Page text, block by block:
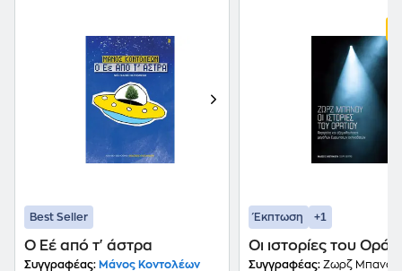
Best Seller
Ο Εέ από τ' άστρα
Συγγραφέας: Μάνος Κοντολέων
Έκπτωση +1
Οι ιστορίες του
Συγγραφέας: Ζωρζ Μπανού